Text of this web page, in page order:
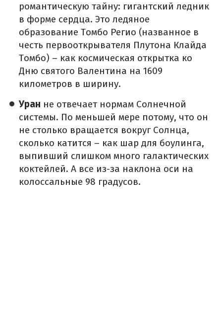
романтическую тайну: гигантский ледник
в форме сердца. Это ледяное
образование Томбо Регио (названное в
честь первооткрывателя Плутона Клайда
Томбо) – как космическая открытка ко
Дню святого Валентина на 1609
километров в ширину.
Уран не отвечает нормам Солнечной
системы. По меньшей мере потому, что он
не столько вращается вокруг Солнца,
сколько катится – как шар для боулинга,
выпивший слишком много галактических
коктейлей. А все из-за наклона оси на
колоссальные 98 градусов.